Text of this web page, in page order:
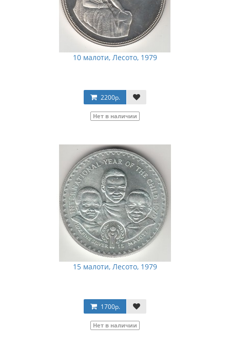
10 малоти, Лесото, 1979
2200р.
Нет в наличии
15 малоти, Лесото, 1979
1700р.
Нет в наличии